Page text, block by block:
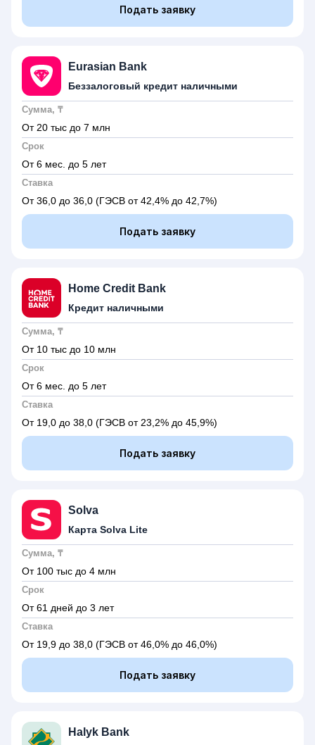
Подать заявку
Eurasian Bank
Беззалоговый кредит наличными
Сумма, ₸
От 20 тыс до 7 млн
Срок
От 6 мес. до 5 лет
Ставка
От 36,0 до 36,0 (ГЭСВ от 42,4% до 42,7%)
Подать заявку
Home Credit Bank
Кредит наличными
Сумма, ₸
От 10 тыс до 10 млн
Срок
От 6 мес. до 5 лет
Ставка
От 19,0 до 38,0 (ГЭСВ от 23,2% до 45,9%)
Подать заявку
Solva
Карта Solva Lite
Сумма, ₸
От 100 тыс до 4 млн
Срок
От 61 дней до 3 лет
Ставка
От 19,9 до 38,0 (ГЭСВ от 46,0% до 46,0%)
Подать заявку
Halyk Bank